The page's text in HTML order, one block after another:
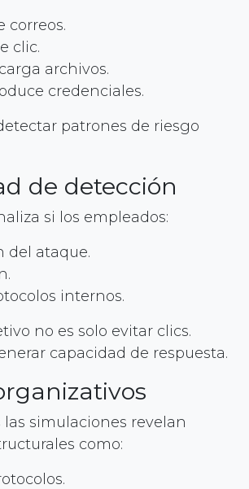
correos.
clic.
archivos.
credenciales.
patrones de riesgo
de detección
si los empleados:
del ataque.
internos.
no es solo evitar clics.
capacidad de respuesta.
las simulaciones revelan
como: